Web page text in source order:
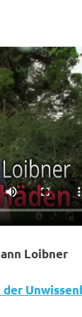
Loibner
der